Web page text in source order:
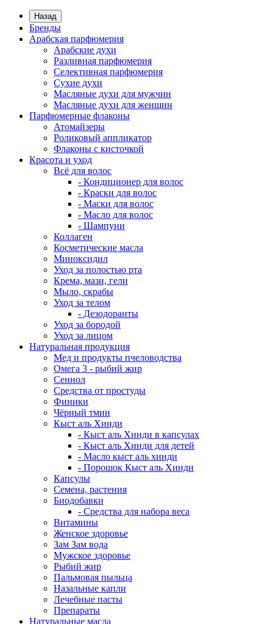
Назад
Бренды
Арабская парфюмерия
Арабские духи
Разливная парфюмерия
Селективная парфюмерия
Сухие духи
Масляные духи для мужчин
Масляные духи для женщин
Парфюмерные флаконы
Атомайзеры
Роликовый аппликатор
Флаконы с кисточкой
Красота и уход
Всё для волос
- Кондиционер для волос
- Краски для волос
- Маски для волос
- Масло для волос
- Шампуни
Коллаген
Косметические масла
Миноксидил
Уход за полостью рта
Крема, мази, гели
Мыло, скрабы
Уход за телом
- Дезодоранты
Уход за бородой
Уход за лицом
Натуральная продукция
Мед и продукты пчеловодства
Омега 3 - рыбий жир
Сеннол
Средства от простуды
Финики
Чёрный тмин
Кыст аль Хинди
- Кыст аль Хинди в капсулах
- Кыст аль Хинди для детей
- Масло кыст аль хинди
- Порошок Кыст аль Хинди
Капсулы
Семена, растения
Биодобавки
- Средства для набора веса
Витамины
Женское здоровье
Зам Зам вода
Мужское здоровье
Рыбий жир
Пальмовая пыльца
Назальные капли
Лечебные пасты
Препараты
Натуральные масла